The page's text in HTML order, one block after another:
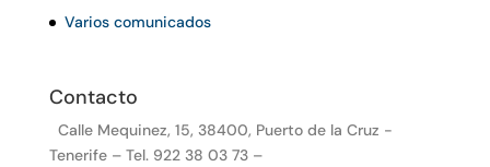
Varios comunicados
Contacto
Calle Mequinez, 15, 38400, Puerto de la Cruz -
Tenerife – Tel. 922 38 03 73 –